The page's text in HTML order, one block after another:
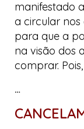
manifestado
a circular
para que a
na visão dos
comprar.
…